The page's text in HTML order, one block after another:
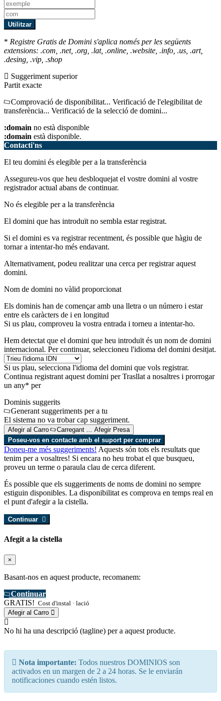
Utilitzar
* Registre Gratis de Domini s'aplica només per les següents
extensions: .com, .net, .org, .lat, .online, .website, .info, .us, .art,
.desing, .vip, .shop
Suggeriment superior
Partit exacte
Comprovació de disponibilitat... Verificació de l'elegibilitat de
transferència... Verificació de la selecció de domini...
:domain no està disponible
:domain està disponible.
Contacti'ns
El teu domini és elegible per a la transferència
Assegureu-vos que heu desbloquejat el vostre domini al vostre
registrador actual abans de continuar.
No és elegible per a la transferència
El domini que has introduït no sembla estar registrat.
Si el domini es va registrar recentment, és possible que hàgiu de
tornar a intentar-ho més endavant.
Alternativament, podeu realitzar una cerca per registrar aquest
domini.
Nom de domini no vàlid proporcionat
Els dominis han de començar amb una lletra o un número i estar
entre els caràcters de i en longitud
Si us plau, comproveu la vostra entrada i torneu a intentar-ho.
Hem detectat que el domini que heu introduït és un nom de domini
internacional. Per continuar, seleccioneu l'idioma del domini desitjat.
Si us plau, selecciona l'idioma del domini que vols registrar.
Continua registrant aquest domini per Trasllat a nosaltres i prorrogar
un any* per
Dominis suggerits
Generant suggeriments per a tu
El sistema no va trobar cap suggeriment.
Afegir al Carro Carregant ... Afegir Presa
Poseu-vos en contacte amb el suport per comprar
Doneu-me més suggeriments! Aquests són tots els resultats que
tenim per a vosaltres! Si encara no heu trobat el que busqueu,
proveu un terme o paraula clau de cerca diferent.
És possible que els suggeriments de noms de domini no sempre
estiguin disponibles. La disponibilitat es comprova en temps real en
el punt d'afegir a la cistella.
Afegit a la cistella
×
Basant-nos en aquest producte, recomanem:
Continuar
GRATIS! Cost d'instal · lació
Afegir al Carro
No hi ha una descripció (tagline) per a aquest producte.
Nota importante: Todos nuestros DOMINIOS son
activados en un margen de 2 a 24 horas. Se le enviarán
notificaciones cuando estén listos.